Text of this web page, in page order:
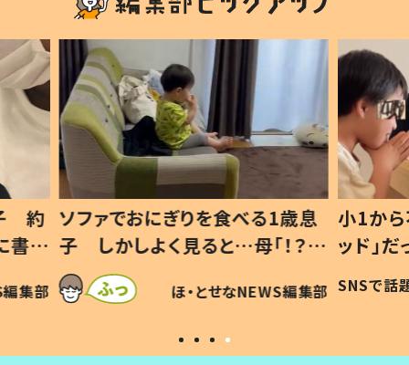
歳息
？」
編集部
小1から不登校、息子は「ギフテ
ッド」だった 父が“ウチ給食”を
作り続ける理由とは #令和の親
#令和の子
SNSで話題 ほ・とせなNEWS編集部
ひ孫
が、抱
「涙
い」